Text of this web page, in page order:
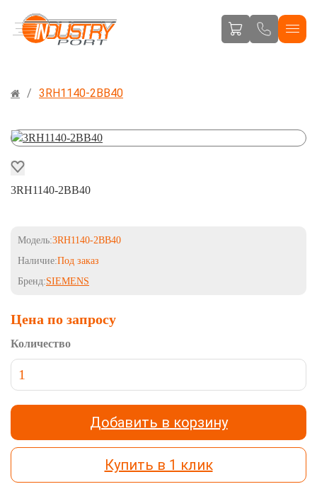
3RH1140-2BB40
3RH1140-2BB40
Модель:3RH1140-2BB40
Наличие:Под заказ
Бренд:SIEMENS
Цена по запросу
Количество
Добавить в корзину
Купить в 1 клик